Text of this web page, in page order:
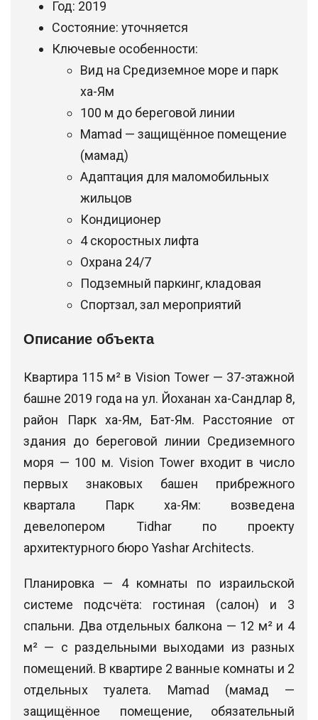
Год: 2019
Состояние: уточняется
Ключевые особенности:
Вид на Средиземное море и парк
ха-Ям
100 м до береговой линии
Mamad — защищённое помещение
(мамад)
Адаптация для маломобильных
жильцов
Кондиционер
4 скоростных лифта
Охрана 24/7
Подземный паркинг, кладовая
Спортзал, зал мероприятий
Описание объекта
Квартира 115 м² в Vision Tower — 37-этажной
башне 2019 года на ул. Йоханан ха-Сандлар 8,
район Парк ха-Ям, Бат-Ям. Расстояние от
здания до береговой линии Средиземного
моря — 100 м. Vision Tower входит в число
первых знаковых башен прибрежного
квартала Парк ха-Ям: возведена
девелопером Tidhar по проекту
архитектурного бюро Yashar Architects.
Планировка — 4 комнаты по израильской
системе подсчёта: гостиная (салон) и 3
спальни. Два отдельных балкона — 12 м² и 4
м² — с раздельными выходами из разных
помещений. В квартире 2 ванные комнаты и 2
отдельных туалета. Mamad (мамад —
защищённое помещение, обязательный